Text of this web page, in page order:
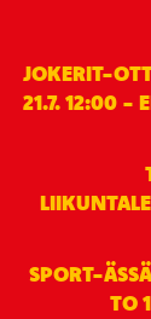
JOKERIT-
21.7. 12:00 -
SPORT-
TO